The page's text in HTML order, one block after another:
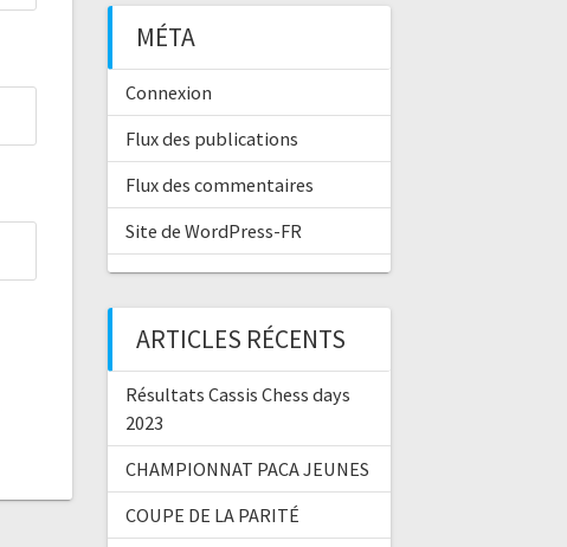
MÉTA
Connexion
Flux des publications
Flux des commentaires
Site de WordPress-FR
ARTICLES RÉCENTS
Résultats Cassis Chess days
2023
CHAMPIONNAT PACA JEUNES
COUPE DE LA PARITÉ